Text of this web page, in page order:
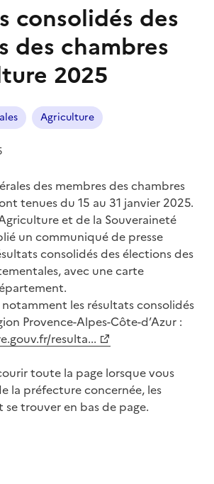
consolidés des
des chambres
2025
Agriculture
des membres des chambres
tenues du 15 au 31 janvier 2025.
et de la Souveraineté
un communiqué de presse
consolidés des élections des
avec une carte
les résultats consolidés
Provence-Alpes-Côte-d’Azur :
resulta...
toute la page lorsque vous
la préfecture concernée, les
trouver en bas de page.